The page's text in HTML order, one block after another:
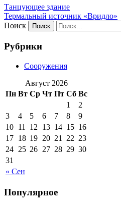
Танцующее здание
Термальный источник «Вридло»
Поиск
Рубрики
Сооружения
Август 2026
Пн Вт Ср Чт Пт Сб Вс
« Сен
1
2
3
4 5 6 7 8
9
10 11 12 13 14 15 16
17 18 19 20 21 22 23
24 25 26 27 28 29 30
31
Популярное